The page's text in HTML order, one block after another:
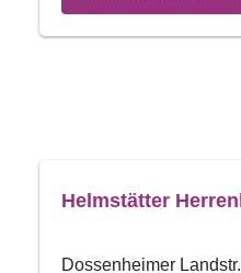
Helmstätter
Dossenheimer